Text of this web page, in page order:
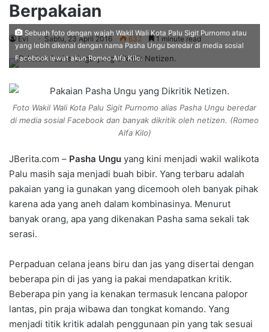
Berpakaian
Evi Sabtu, 23 April 2016 632 1 minute read
Sebuah foto dengan wajah Wakil Wali Kota Palu Sigit Purnomo atau
yang lebih dikenal dengan nama Pasha Ungu beredar di media sosial
Facebook lewat akun Romeo Alfa Kilo.
Foto Wakil Wali Kota Palu Sigit Purnomo alias Pasha Ungu beredar
di media sosial Facebook dan banyak dikritik oleh netizen. (Romeo
Alfa Kilo)
JBerita.com – Pasha Ungu yang kini menjadi wakil walikota
Palu masih saja menjadi buah bibir. Yang terbaru adalah
pakaian yang ia gunakan yang dicemooh oleh banyak pihak
karena ada yang aneh dalam kombinasinya. Menurut
banyak orang, apa yang dikenakan Pasha sama sekali tak
serasi.
Perpaduan celana jeans biru dan jas yang disertai dengan
beberapa pin di jas yang ia pakai mendapatkan kritik.
Beberapa pin yang ia kenakan termasuk lencana palopor
lantas, pin praja wibawa dan tongkat komando. Yang
menjadi titik kritik adalah penggunaan pin yang tak sesuai